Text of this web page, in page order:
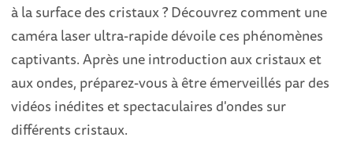
à la surface des cristaux ? Découvrez comment une
caméra laser ultra-rapide dévoile ces phénomènes
captivants. Après une introduction aux cristaux et
aux ondes, préparez-vous à être émerveillés par des
vidéos inédites et spectaculaires d'ondes sur
différents cristaux.